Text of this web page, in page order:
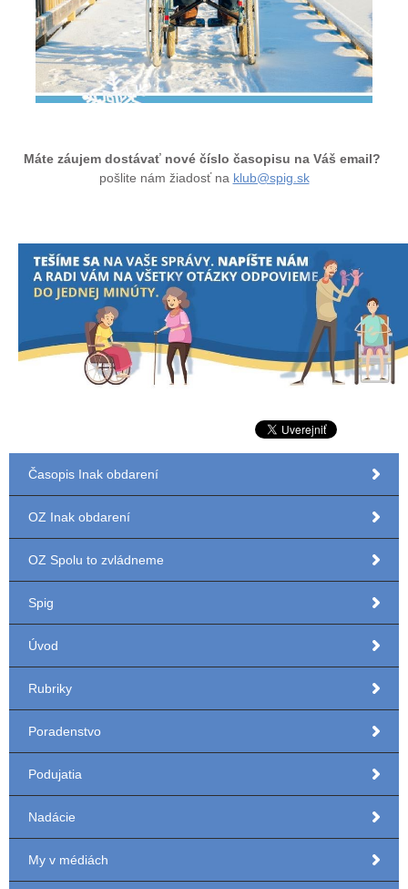
Máte záujem dostávať nové číslo časopisu na Váš email?
pošlite nám žiadosť na klub@spig.sk
Časopis Inak obdarení
OZ Inak obdarení
OZ Spolu to zvládneme
Spig
Úvod
Rubriky
Poradenstvo
Podujatia
Nadácie
My v médiách